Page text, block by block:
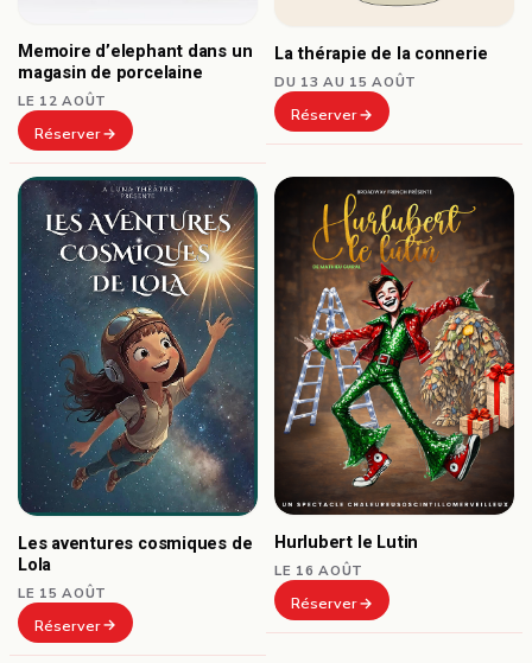
Memoire d’elephant dans un
magasin de porcelaine
LE 12 AOÛT
Réserver
La thérapie de la connerie
DU 13 AU 15 AOÛT
Réserver
Les aventures cosmiques de
Lola
LE 15 AOÛT
Réserver
Hurlubert le Lutin
LE 16 AOÛT
Réserver